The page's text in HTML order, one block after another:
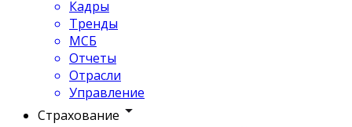
Кадры
Тренды
МСБ
Отчеты
Отрасли
Управление
Страхование